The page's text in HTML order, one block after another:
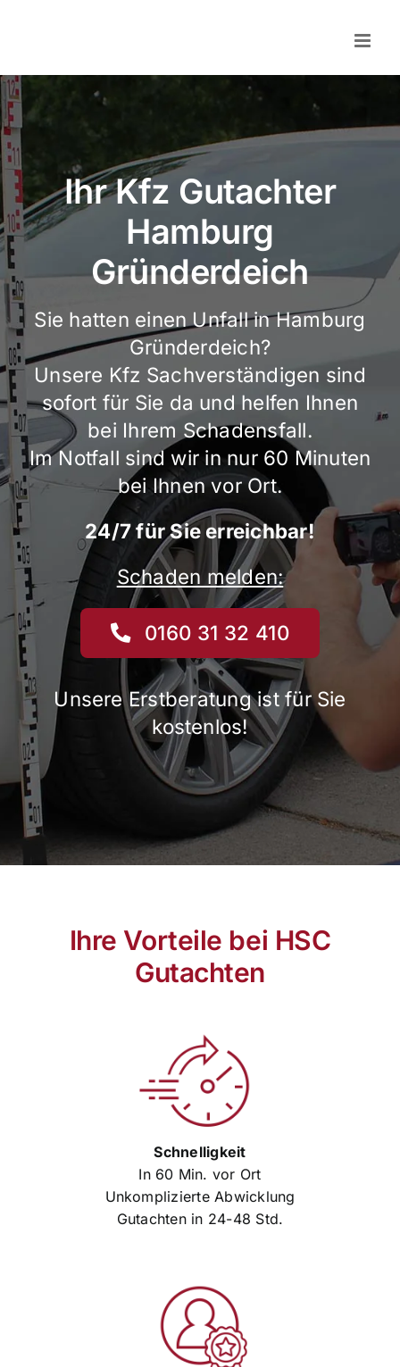
Ihr Kfz Gutachter
Hamburg
Gründerdeich
Sie hatten einen Unfall in Hamburg
Gründerdeich?
Unsere Kfz Sachverständigen sind
sofort für Sie da und helfen Ihnen
bei Ihrem Schadensfall.
Im Notfall sind wir in nur 60 Minuten
bei Ihnen vor Ort.
24/7 für Sie erreichbar!
Schaden melden:
0160 31 32 410
Unsere Erstberatung ist für Sie
kostenlos!
Ihre Vorteile bei HSC
Gutachten
Schnelligkeit
In 60 Min. vor Ort
Unkomplizierte Abwicklung
Gutachten in 24-48 Std.